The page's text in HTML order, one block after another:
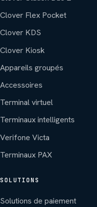
Clover Flex Pocket
Clover KDS
Clover Kiosk
Appareils groupés
Accessoires
Terminal virtuel
Terminaux intelligents
Verifone Victa
Terminaux PAX
SOLUTIONS
Solutions de paiement